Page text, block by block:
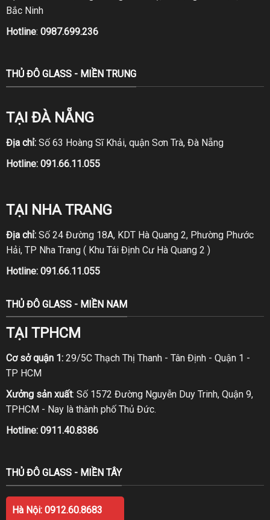
Bắc Ninh
Hotline: 0987.699.236
THỦ ĐÔ GLASS - MIỀN TRUNG
TẠI ĐÀ NẴNG
Địa chỉ:Số 63 Hoàng Sĩ Khải, quận Sơn Trà, Đà Nẵng
Hotline: 091.66.11.055
TẠI NHA TRANG
Địa chỉ:Số 24 Đường 18A, KDT Hà Quang 2, Phường Phước
Hải, TP Nha Trang ( Khu Tái Định Cư Hà Quang 2 )
Hotline: 091.66.11.055
THỦ ĐÔ GLASS - MIỀN NAM
TẠI TPHCM
Cơ sở quận 1:29/5C Thạch Thị Thanh - Tân Định - Quận 1 -
TP HCM
Xưởng sản xuất: Số 1572 Đường Nguyễn Duy Trinh, Quận 9,
TPHCM - Nay là thành phố Thủ Đức.
Hotline: 0911.40.8386
THỦ ĐÔ GLASS - MIỀN TÂY
TẠI CẦN THƠ
Hà Nội: 0912.60.8683